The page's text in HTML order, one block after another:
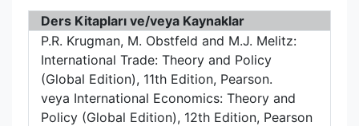
Ders Kitapları ve/veya Kaynaklar
P.R. Krugman, M. Obstfeld and M.J. Melitz:
International Trade: Theory and Policy
(Global Edition), 11th Edition, Pearson.
veya International Economics: Theory and
Policy (Global Edition), 12th Edition, Pearson